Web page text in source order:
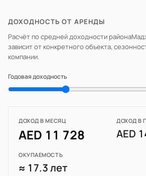
ДОХОДНОСТЬ ОТ АРЕНДЫ
Расчёт по средней доходности района
зависит от конкретного объекта,
компании.
Годовая доходность
ДОХОД В МЕСЯЦ
AED 11 728
ДОХОД В
AED
ОКУПАЕМОСТЬ
≈ 17.3 лет